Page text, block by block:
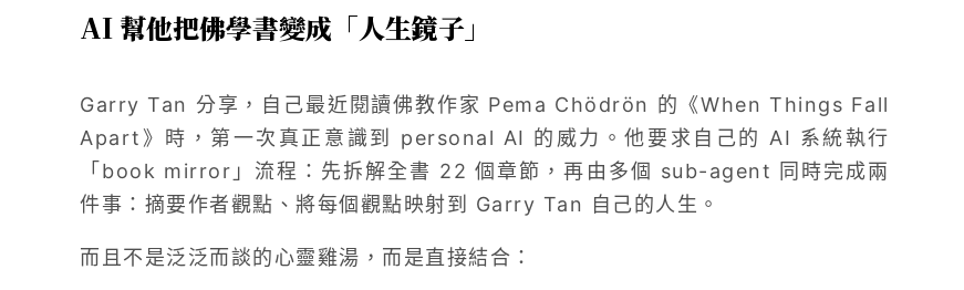
AI 幫他把佛學書變成「人生鏡子」
Garry Tan 分享，自己最近閱讀佛教作家 Pema Chödrön 的《When Things Fall
Apart》時，第一次真正意識到 personal AI 的威力。他要求自己的 AI 系統執行
「book mirror」流程：先拆解全書 22 個章節，再由多個 sub-agent 同時完成兩
件事：摘要作者觀點、將每個觀點映射到 Garry Tan 自己的人生。
而且不是泛泛而談的心靈雞湯，而是直接結合：